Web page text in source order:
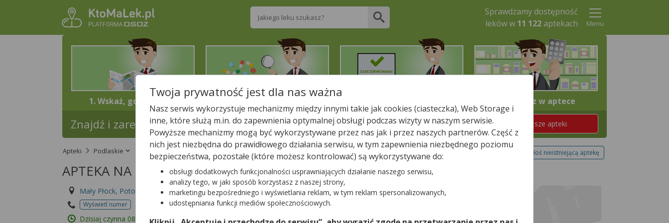
Wpisz nazwę leku
Sprawdzamy dostępność
leków w 11 122aptekach Menu
1. Wskaż, gdzie jesteś 2. Znajdź potrzebny lek 4. Odbierz w aptece
Znajdź i zarezerwuj lek w najbliższej aptece! Znajdź teraz najbliższe apteki
Apteki Podlaskie Powiat Kolneński Mały Płock Mały Płock APTEKA NA DOBRE ZDROWIE Zgłoś nieistniejącą aptekę
APTEKA NA DOBRE ZDROWIE
Mały Płock, Potocznego 7a
Wyświetl numer
Id apteki: 916 023
Dzisiaj czynna 08:00 – 16:00
−
Twoja prywatność jest dla nas ważna
Nasz serwis wykorzystuje mechanizmy między innymi takie jak cookies (ciasteczka), Web Storage i
inne, które służą m.in. do zapewnienia optymalnej obsługi podczas wizyty w naszym serwisie.
Powyższe mechanizmy mogą być wykorzystywane przez nas jak i przez naszych partnerów. Część z
nich jest niezbędna do prawidłowego działania serwisu, w tym zapewnienia niezbędnego poziomu
bezpieczeństwa, pozostałe (które możesz kontrolować) są wykorzystywane do:
obsługi dodatkowych funkcjonalności usprawniających działanie naszego serwisu,
analizy tego, w jaki sposób korzystasz z naszej strony,
marketingu bezpośredniego i wyświetlania reklam, w tym reklam spersonalizowanych,
udostępniania funkcji mediów społecznościowych.